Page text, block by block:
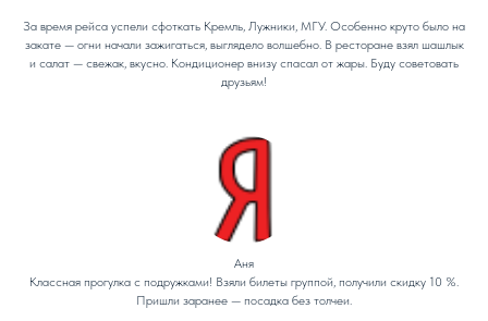
За время рейса успели сфоткать Кремль, Лужники, МГУ. Особенно круто было на
закате — огни начали зажигаться, выглядело волшебно. В ресторане взял шашлык
и салат — свежак, вкусно. Кондиционер внизу спасал от жары. Буду советовать
друзьям!
Аня
Классная прогулка с подружками! Взяли билеты группой, получили скидку 10 %.
Пришли заранее — посадка без толчеи.